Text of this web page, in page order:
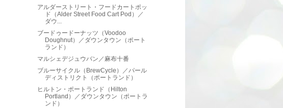
アルダーストリート・フードカートポッ
ド（Alder Street Food Cart Pod）／
ダウ...
ブードゥードーナッツ（Voodoo
Doughnut）／ダウンタウン（ポート
ランド）
マルシェデジュウバン／麻布十番
ブルーサイクル（BrewCycle）／パール
ディストリクト（ポートランド）
ヒルトン・ポートランド（Hilton
Portland）／ダウンタウン（ポートラ
ンド）